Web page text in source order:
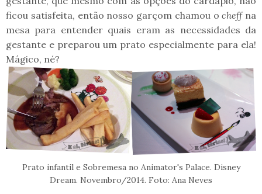
ficou satisfeita, então nosso garçom chamou ocheff na
mesa para entender quais eram as necessidades da
gestante e preparou um prato especialmente para ela!
Mágico, né?
Prato infantil e Sobremesa no Animator's Palace. Disney
Dream. Novembro/2014. Foto: Ana Neves